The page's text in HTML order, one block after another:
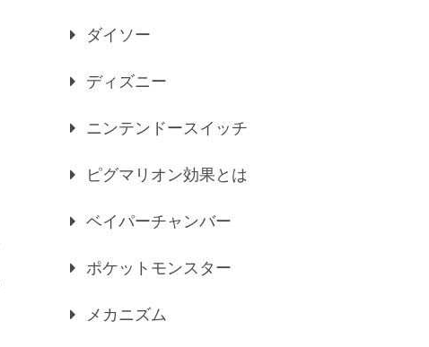
ダイソー
ディズニー
ニンテンドースイッチ
ピグマリオン効果とは
ベイパーチャンバー
ポケットモンスター
メカニズム